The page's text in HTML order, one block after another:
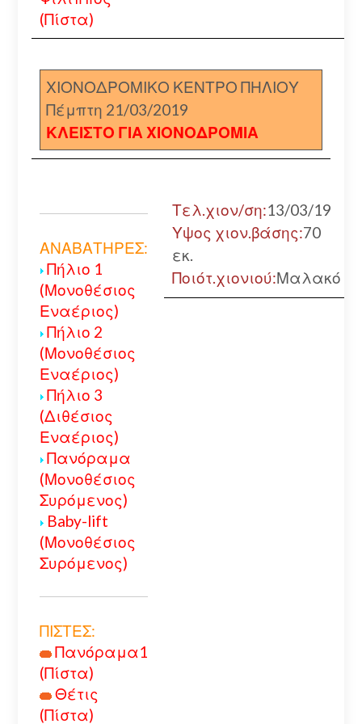
(Πίστα)
ΧΙΟΝΟΔΡΟΜΙΚΟ ΚΕΝΤΡΟ ΠΗΛΙΟΥ
Πέμπτη 21/03/2019
ΚΛΕΙΣΤΟ ΓΙΑ ΧΙΟΝΟΔΡΟΜΙΑ
ΑΝΑΒΑΤΗΡΕΣ:
Πήλιο 1
(Μονοθέσιος
Εναέριος)
Πήλιο 2
(Μονοθέσιος
Εναέριος)
Πήλιο 3
(Διθέσιος
Εναέριος)
Πανόραμα
(Μονοθέσιος
Συρόμενος)
Baby-lift
(Μονοθέσιος
Συρόμενος)
ΠΙΣΤΕΣ:
Πανόραμα1
(Πίστα)
Θέτις
(Πίστα)
Τελ.χιον/ση:13/03/19
Υψος χιον.βάσης:70
εκ.
Ποιότ.χιονιού:Μαλακό